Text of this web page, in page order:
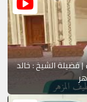
فضيلة الشيخ : خالد